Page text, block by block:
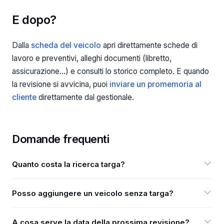
E dopo?
Dalla scheda del veicolo apri direttamente schede di
lavoro e preventivi, alleghi documenti (libretto,
assicurazione…) e consulti lo storico completo. E quando
la revisione si avvicina, puoi inviare un promemoria al
cliente direttamente dal gestionale.
Domande frequenti
Quanto costa la ricerca targa?
consuma crediti; il costo in crediti è indicato al momento
Abbonamento e crediti. L'inserimento manuale è
Posso aggiungere un veicolo senza targa?